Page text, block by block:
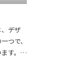
デザ
つで、
す。独